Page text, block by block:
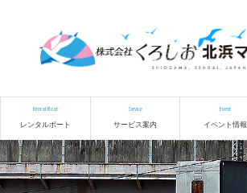
Rental Boat
レンタルボート
Service
サービス案内
Event
イベント情報